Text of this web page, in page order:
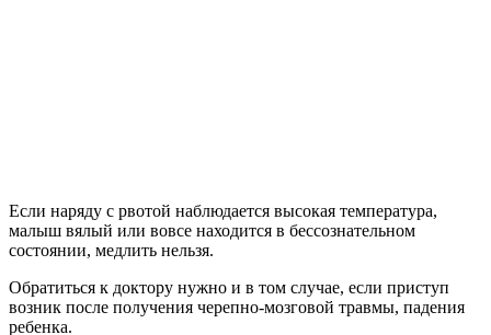
Если наряду с рвотой наблюдается высокая температура,
малыш вялый или вовсе находится в бессознательном
состоянии, медлить нельзя.
Обратиться к доктору нужно и в том случае, если приступ
возник после получения черепно-мозговой травмы, падения
ребенка.